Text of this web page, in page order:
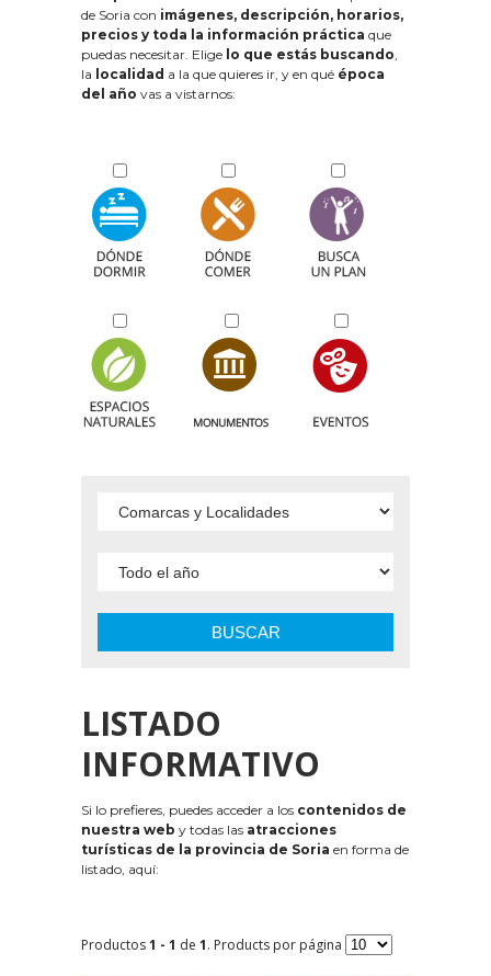
de Soria con imágenes, descripción, horarios,
precios y toda la información práctica que
puedas necesitar. Elige lo que estás buscando,
la localidad a la que quieres ir, y en qué época
del año vas a vistarnos:
BUSCAR
LISTADO
INFORMATIVO
Si lo prefieres, puedes acceder a los contenidos de
nuestra web y todas las atracciones
turísticas de la provincia de Soria en forma de
listado, aquí:
Productos1 - 1 de 1. Products por página